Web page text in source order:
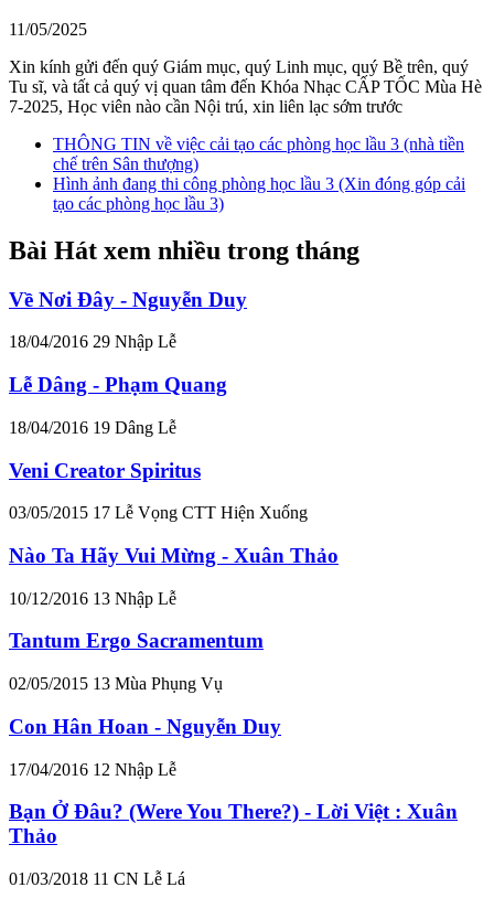
11/05/2025
Xin kính gửi đến quý Giám mục, quý Linh mục, quý Bề trên, quý
Tu sĩ, và tất cả quý vị quan tâm đến Khóa Nhạc CẤP TỐC Mùa Hè
7-2025, Học viên nào cần Nội trú, xin liên lạc sớm trước
THÔNG TIN về việc cải tạo các phòng học lầu 3 (nhà tiền
chế trên Sân thượng)
Hình ảnh đang thi công phòng học lầu 3 (Xin đóng góp cải
tạo các phòng học lầu 3)
Bài Hát xem nhiều trong tháng
Về Nơi Đây - Nguyễn Duy
18/04/2016 29 Nhập Lễ
Lễ Dâng - Phạm Quang
18/04/2016 19 Dâng Lễ
Veni Creator Spiritus
03/05/2015 17 Lễ Vọng CTT Hiện Xuống
Nào Ta Hãy Vui Mừng - Xuân Thảo
10/12/2016 13 Nhập Lễ
Tantum Ergo Sacramentum
02/05/2015 13 Mùa Phụng Vụ
Con Hân Hoan - Nguyễn Duy
17/04/2016 12 Nhập Lễ
Bạn Ở Đâu? (Were You There?) - Lời Việt : Xuân
Thảo
01/03/2018 11 CN Lễ Lá